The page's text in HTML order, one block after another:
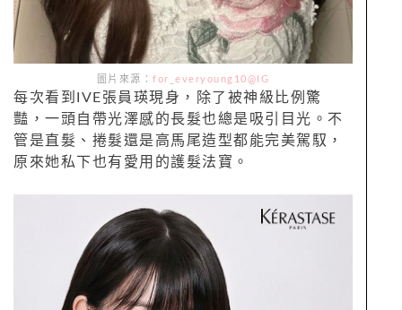
圖片來源：for_everyoung10@IG
每次看到IVE張員瑛現身，除了被神級比例驚
豔，一頭自帶光澤感的長髮也總是吸引目光。不
管是直髮、捲髮還是高馬尾造型都能完美駕馭，
原來她私下也有愛用的護髮法寶。